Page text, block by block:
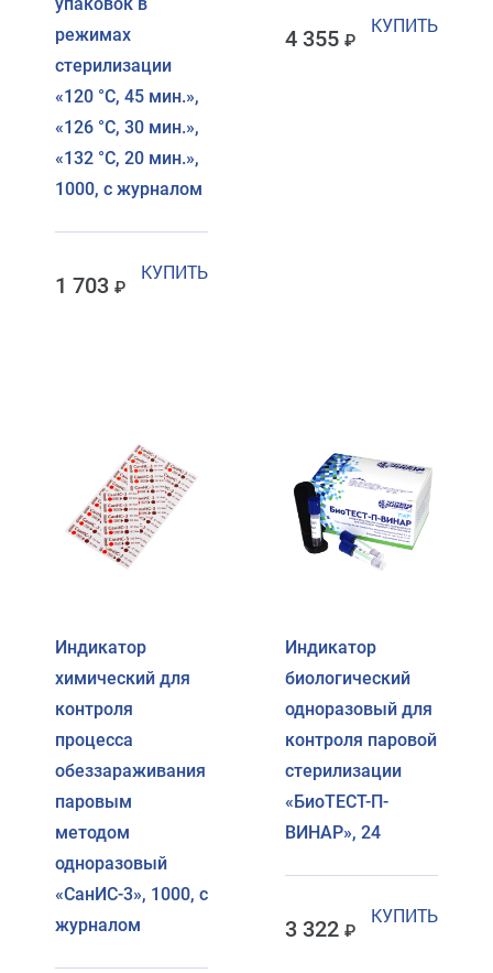
режимах
стерилизации
«120 °C, 45 мин.»,
«126 °C, 30 мин.»,
«132 °C, 20 мин.»,
1000, с журналом
1 703
КУПИТЬ
4 355
КУПИТЬ
Индикатор
химический для
контроля
процесса
обеззараживания
паровым
методом
одноразовый
«СанИС-3», 1000, с
журналом
Индикатор
биологический
одноразовый для
контроля паровой
стерилизации
«БиоТЕСТ-П-
ВИНАР», 24
3 322
КУПИТЬ